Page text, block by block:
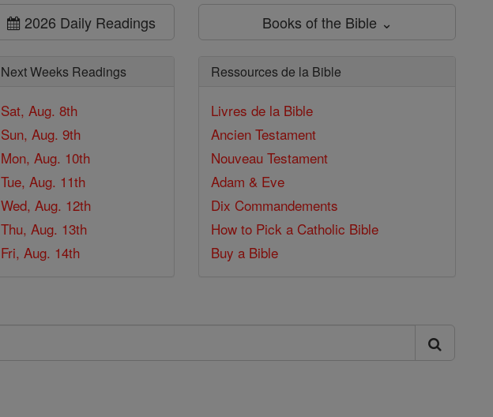
2026 Daily Readings
Next Weeks Readings
Sat, Aug. 8th
Sun, Aug. 9th
Mon, Aug. 10th
Tue, Aug. 11th
Wed, Aug. 12th
Thu, Aug. 13th
Fri, Aug. 14th
Books of the Bible ⌄
Ressources de la Bible
Livres de la Bible
Ancien Testament
Nouveau Testament
Adam & Eve
Dix Commandements
How to Pick a Catholic Bible
Buy a Bible